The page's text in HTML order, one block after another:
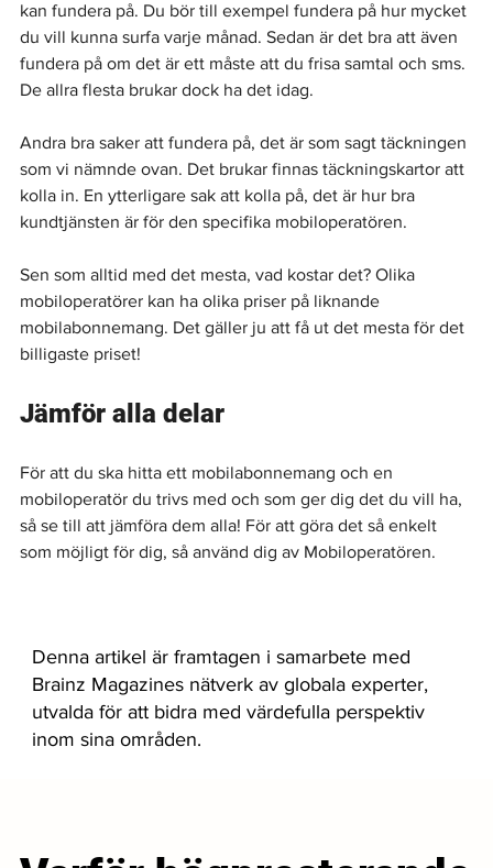
kan fundera på. Du bör till exempel fundera på hur mycket
du vill kunna surfa varje månad. Sedan är det bra att även
fundera på om det är ett måste att du frisa samtal och sms.
De allra flesta brukar dock ha det idag.
Andra bra saker att fundera på, det är som sagt täckningen
som vi nämnde ovan. Det brukar finnas täckningskartor att
kolla in. En ytterligare sak att kolla på, det är hur bra
kundtjänsten är för den specifika mobiloperatören.
Sen som alltid med det mesta, vad kostar det? Olika
mobiloperatörer kan ha olika priser på liknande
mobilabonnemang. Det gäller ju att få ut det mesta för det
billigaste priset!
Jämför alla delar
För att du ska hitta ett mobilabonnemang och en
mobiloperatör du trivs med och som ger dig det du vill ha,
så se till att jämföra dem alla! För att göra det så enkelt
som möjligt för dig, så använd dig av Mobiloperatören.
Denna artikel är framtagen i samarbete med
Brainz Magazines nätverk av globala experter,
utvalda för att bidra med värdefulla perspektiv
inom sina områden.